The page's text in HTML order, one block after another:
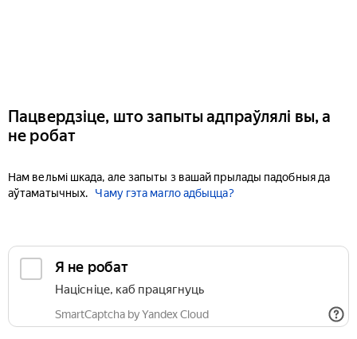
Пацвердзіце, што запыты адпраўлялі вы, а
не робат
Нам вельмі шкада, але запыты з вашай прылады падобныя да
аўтаматычных.
Чаму гэта магло адбыцца?
Я не робат
Націсніце, каб працягнуць
SmartCaptcha by Yandex Cloud